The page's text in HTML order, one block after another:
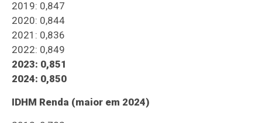
2019: 0,847
2020: 0,844
2021: 0,836
2022: 0,849
2023: 0,851
2024: 0,850
IDHM Renda (maior em 2024)